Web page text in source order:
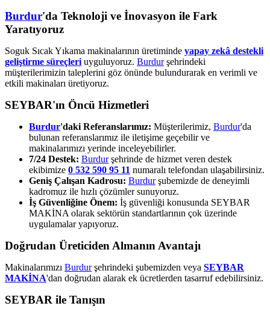
Burdur'da Teknoloji ve İnovasyon ile Fark
Yaratıyoruz
Soguk Sıcak Yıkama makinalarının üretiminde yapay zekâ destekli
geliştirme süreçleri uyguluyoruz. Burdurşehrindeki
müşterilerimizin taleplerini göz önünde bulundurarak en verimli ve
etkili makinaları üretiyoruz.
SEYBAR'ın Öncü Hizmetleri
Burdur'daki Referanslarımız: Müşterilerimiz, Burdur'da
bulunan referanslarımız ile iletişime geçebilir ve
makinalarımızı yerinde inceleyebilirler.
7/24 Destek: Burdurşehrinde de hizmet veren destek
ekibimize 0 532 590 95 11 numaralı telefondan ulaşabilirsiniz.
Geniş Çalışan Kadrosu: Burdurşubemizde de deneyimli
kadromuz ile hızlı çözümler sunuyoruz.
İş Güvenliğine Önem: İş güvenliği konusunda SEYBAR
MAKİNA olarak sektörün standartlarının çok üzerinde
uygulamalar yapıyoruz.
Doğrudan Üreticiden Almanın Avantajı
Makinalarımızı Burdurşehrindeki şubemizden veya SEYBAR
MAKİNA'dan doğrudan alarak ek ücretlerden tasarruf edebilirsiniz.
SEYBAR ile Tanışın